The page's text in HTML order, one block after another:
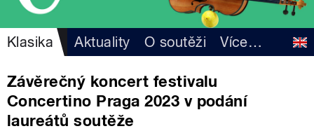
Klasika Aktuality O soutěži Více…
Závěrečný koncert festivalu
Concertino Praga 2023 v podání
laureátů soutěže